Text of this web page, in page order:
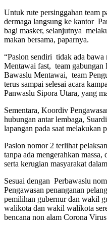
Untuk rute persinggahan team
dermaga langsung ke kantor
bagi masker, selanjutnya
makan bersama, paparnya.
“Paslon sendiri tidak ada
Mentawai fast, team gabungan
Bawaslu Mentawai, team
terus sampai selesai acara
Panwaslu Sipora Utara, yang
Sementara, Koordiv
hubungan antar lembaga,
lapangan pada saat melakukan
Paslon nomor 2 terlihat
tanpa ada mengerahkan
serta kerugian masyarakat
Sesuai dengan Perbawaslu
Pengawasan penanganan
pemilihan gubernur dan wakil
walikota dan wakil walikota
bencana non alam Corona